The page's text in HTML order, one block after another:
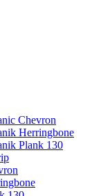
Chevron
Herringbone
Plank 130